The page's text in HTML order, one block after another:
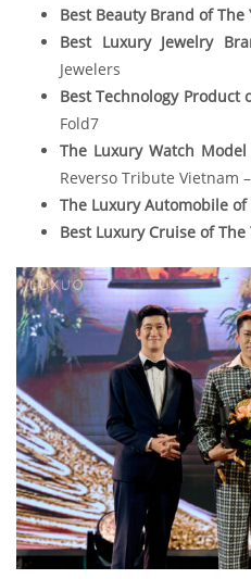
Best Beauty Brand of The
Best Luxury Jewelry
Jewelers
Best Technology Product
Fold7
The Luxury Watch
Reverso Tribute Vietnam
The Luxury Automobile of
Best Luxury Cruise of The